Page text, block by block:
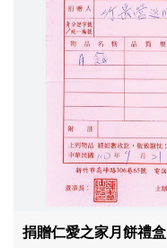
捐贈仁愛之家月餅禮盒